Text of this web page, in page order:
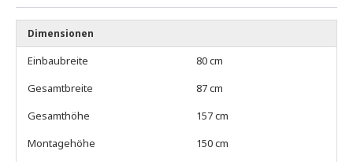
Dimensionen
Einbaubreite
80 cm
Gesamtbreite
87 cm
Gesamthöhe
157 cm
Montagehöhe
150 cm